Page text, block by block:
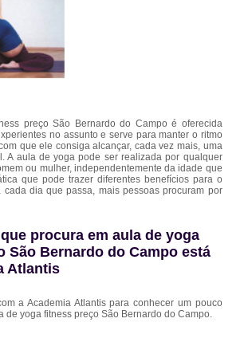
preço São Bernardo do Campo é oferecida
no assunto e serve para manter o ritmo
que ele consiga alcançar, cada vez mais, uma
A aula de yoga pode ser realizada por qualquer
ou mulher, independentemente da idade que
que pode trazer diferentes benefícios para o
cada dia que passa, mais pessoas procuram por
procura em aula de yoga
São Bernardo do Campo está
Atlantis
a Academia Atlantis para conhecer um pouco
de yoga fitness preço São Bernardo do Campo.